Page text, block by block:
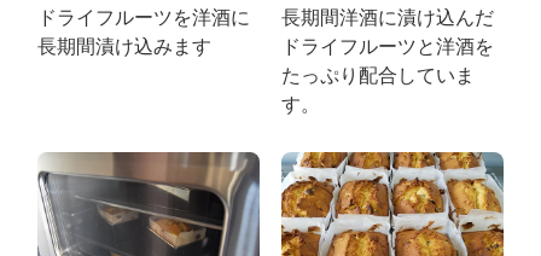
ドライフルーツを洋酒に
長期間漬け込みます
長期間洋酒に漬け込んだ
ドライフルーツと洋酒を
たっぷり配合していま
す。